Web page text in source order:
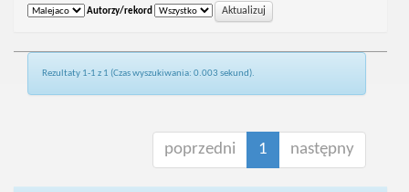
Autorzy/rekord
Rezultaty 1-1 z 1 (Czas wyszukiwania: 0.003 sekund).
poprzedni 1 następny